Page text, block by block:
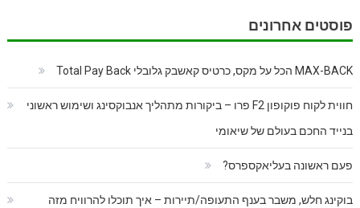
פוסטים אחרונים
MAX-BACK הכל על מקס, כרטיס קאשבק גלובלי Total Pay Back
חווית לקוח פוקופון F2 פרו – ביקורות מתהליך אנבוקסינג ושימוש ראשוני
בנייד החכם בעולם של שיאומי
פעם ראשונה בעליאקספרס?
בוקינג חלש, משבר בענף התעופה/תיירות – איך תוכלו להרוויח מזה